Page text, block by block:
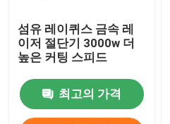
섬유 레이퀴스 금속 레
이저 절단기 3000w 더
높은 커팅 스피드
최고의 가격